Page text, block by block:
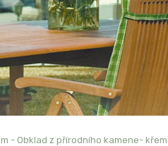
- Obklad z přírodního kamene-